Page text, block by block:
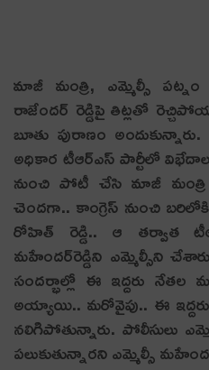
మాజీ మంత్రి, ఎమ్మెల్సీ
రాజేందర్ రెడ్డిపై తిట్ల‌తో
బూతు పురాణం
అధికార టీఆర్ఎస్‌ పార్టీలో
నుంచి పోటీ చేసి మాజీ
చెందగా.. కాంగ్రెస్‌ నుంచి
రోహిత్‌ రెడ్డి.. ఆ తర్వాత
మహేందర్‌రెడ్డిని ఎమ్మెల్సీని
సందర్భాల్లో ఈ ఇద్దరు నేతల
అయ్యాయి.. మరోవైపు.. ఈ
నలిగిపోతున్నారు. పోలీసులు
ప‌లుకుతున్నార‌ని ఎమ్మెల్సీ